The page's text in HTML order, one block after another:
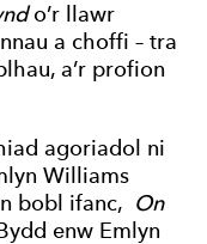
o’r llawr
a choffi – tra
a’r profion
agoriadol ni
Williams
bobl ifanc, On
enw Emlyn